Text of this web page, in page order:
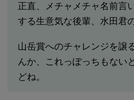
正直、メチャメチャ名前言
する生意気な後輩、水田君
山岳賞へのチャレンジを譲
んか、これっぽっちもない
どね。